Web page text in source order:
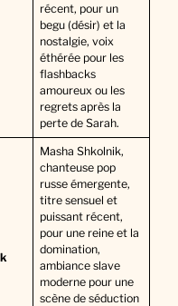
récent, pour un
begu (désir) et la
nostalgie, voix
éthérée pour les
flashbacks
amoureux ou les
regrets après la
perte de Sarah.
Masha Shkolnik,
chanteuse pop
russe émergente,
titre sensuel et
puissant récent,
pour une reine et la
domination,
ambiance slave
moderne pour une
scène de séduction